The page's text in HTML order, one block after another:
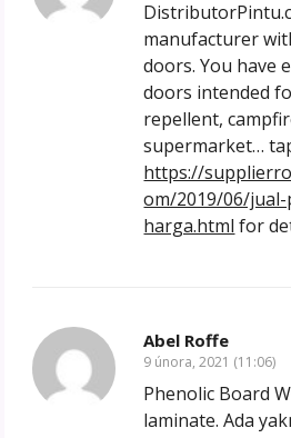
manufacturer
doors. You have
doors intended
repellent,
supermarket…
https://
om/2019/06/
harga.html for
Abel Roffe
9 února, 2021 (11:06)
Phenolic Board
laminate. Ada